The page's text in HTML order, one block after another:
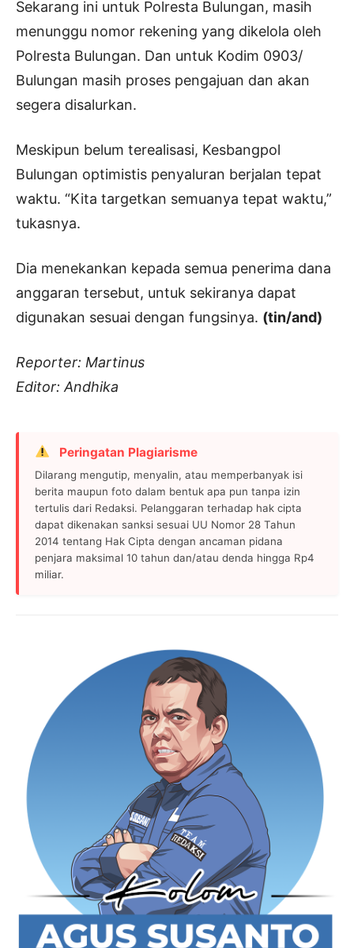
Sekarang ini untuk Polresta Bulungan, masih
menunggu nomor rekening yang dikelola oleh
Polresta Bulungan. Dan untuk Kodim 0903/
Bulungan masih proses pengajuan dan akan
segera disalurkan.
Meskipun belum terealisasi, Kesbangpol
Bulungan optimistis penyaluran berjalan tepat
waktu. “Kita targetkan semuanya tepat waktu,”
tukasnya.
Dia menekankan kepada semua penerima dana
anggaran tersebut, untuk sekiranya dapat
digunakan sesuai dengan fungsinya. (tin/and)
Reporter: Martinus
Editor: Andhika
Peringatan Plagiarisme
Dilarang mengutip, menyalin, atau memperbanyak isi
berita maupun foto dalam bentuk apa pun tanpa izin
tertulis dari Redaksi. Pelanggaran terhadap hak cipta
dapat dikenakan sanksi sesuai UU Nomor 28 Tahun
2014 tentang Hak Cipta dengan ancaman pidana
penjara maksimal 10 tahun dan/atau denda hingga Rp4
miliar.